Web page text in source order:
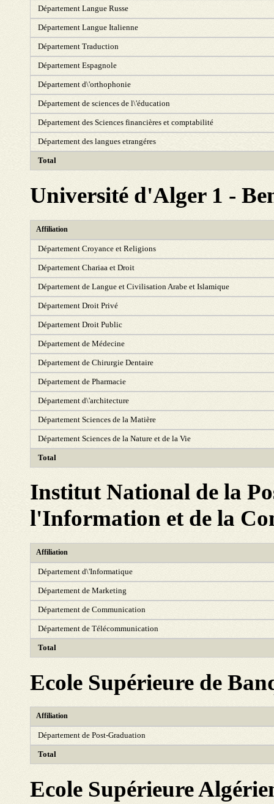
Département Langue Russe
Département Langue Italienne
Département Traduction
Département Espagnole
Département d\'orthophonie
Département de sciences de l\'éducation
Département des Sciences financières et comptabilité
Département des langues etrangéres
Total
Université d'Alger 1 -
Affiliation
Département Croyance et Religions
Département Chariaa et Droit
Département de Langue et Civilisation Arabe et Islamique
Département Droit Privé
Département Droit Public
Département de Médecine
Département de Chirurgie Dentaire
Département de Pharmacie
Département d\'architecture
Département Sciences de la Matière
Département Sciences de la Nature et de la Vie
Total
Institut National de la
l'Information et de la
Affiliation
Département d\'Informatique
Département de Marketing
Département de Communication
Département de Télécommunication
Total
Ecole Supérieure de
Affiliation
Département de Post-Graduation
Total
Ecole Supérieure